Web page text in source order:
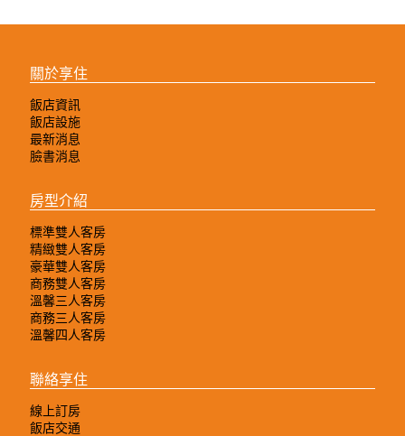
關於享住
飯店資訊
飯店設施
最新消息
臉書消息
房型介紹
標準雙人客房
精緻雙人客房
豪華雙人客房
商務雙人客房
溫馨三人客房
商務三人客房
溫馨四人客房
聯絡享住
線上訂房
飯店交通